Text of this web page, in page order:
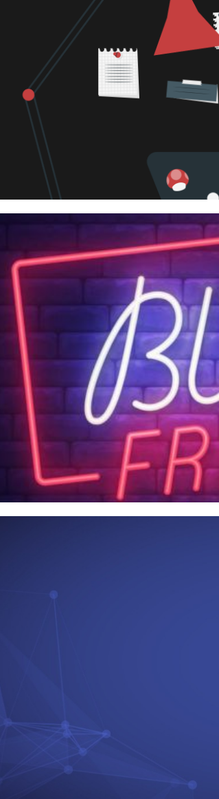
Provas de
materiais de estudo
19 de agosto de 2023 29 min de leitura
05 de novembro de 2021